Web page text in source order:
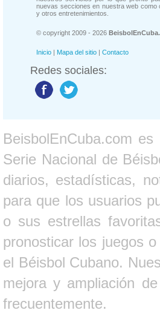
nuevas secciones en nuestra web como
y otros entretenimientos.
© copyright 2009 - 2026
Inicio | Mapa del sitio | Contacto
Redes sociales:
BeisbolEnCuba.com
Serie Nacional de
diarios, estadísticas,
para que los usuarios
o sus estrellas
pronosticar los juegos
el Béisbol Cubano.
mejora y ampliación
frecuentemente.